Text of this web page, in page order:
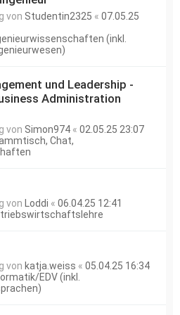
von Studentin2325 « 07.05.25
(inkl.
und Leadership -
Administration
von Simon974 « 02.05.25 23:07
Chat,
von Loddi « 06.04.25 12:41
von katja.weiss « 05.04.25 16:34
EDV (inkl.